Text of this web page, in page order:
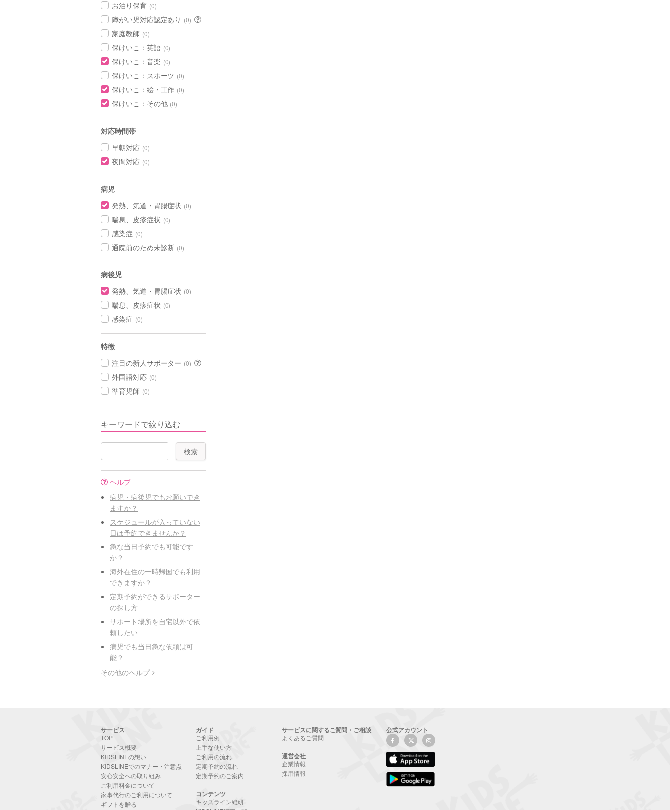
お泊り保育 (0)
障がい児対応認定あり (0)
家庭教師 (0)
保けいこ：英語 (0)
保けいこ：音楽 (0)
保けいこ：スポーツ (0)
保けいこ：絵・工作 (0)
保けいこ：その他 (0)
対応時間帯
早朝対応 (0)
夜間対応 (0)
病児
発熱、気道・胃腸症状 (0)
喘息、皮疹症状 (0)
感染症 (0)
通院前のため未診断 (0)
病後児
発熱、気道・胃腸症状 (0)
喘息、皮疹症状 (0)
感染症 (0)
特徴
注目の新人サポーター (0)
外国語対応 (0)
準育児師 (0)
キーワードで絞り込む
ヘルプ
病児・病後児でもお願いでき
ますか？
スケジュールが入っていない
日は予約できませんか？
急な当日予約でも可能です
か？
海外在住の一時帰国でも利用
できますか？
定期予約ができるサポーター
の探し方
サポート場所を自宅以外で依
頼したい
病児でも当日急な依頼は可
能？
その他のヘルプ
サービス
TOP
サービス概要
KIDSLINEの想い
KIDSLINEでのマナー・注意点
安心安全への取り組み
ご利用料金について
家事代行のご利用について
ギフトを贈る
ガイド
ご利用例
上手な使い方
ご利用の流れ
定期予約の流れ
定期予約のご案内
コンテンツ
キッズライン総研
サービスに関するご質問・ご相談
よくあるご質問
運営会社
企業情報
採用情報
公式アカウント